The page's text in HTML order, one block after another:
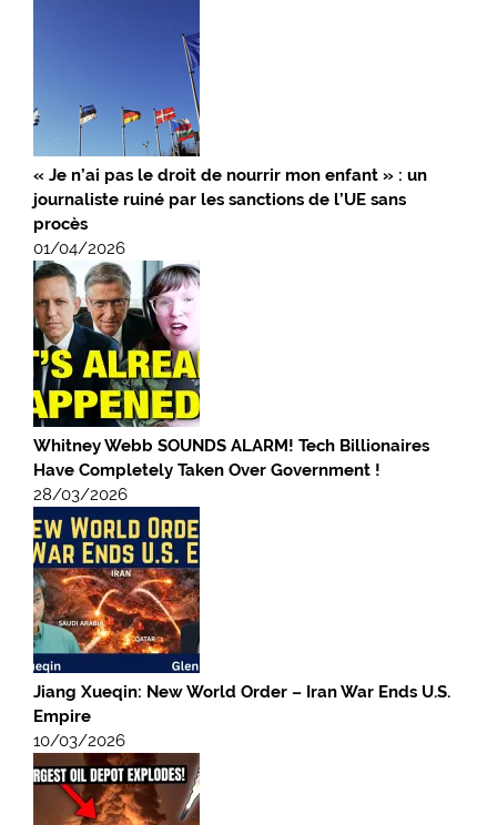
« Je n’ai pas le droit de nourrir mon enfant » : un
journaliste ruiné par les sanctions de l’UE sans
procès
01/04/2026
Whitney Webb SOUNDS ALARM! Tech Billionaires
Have Completely Taken Over Government !
28/03/2026
Jiang Xueqin: New World Order – Iran War Ends U.S.
Empire
10/03/2026